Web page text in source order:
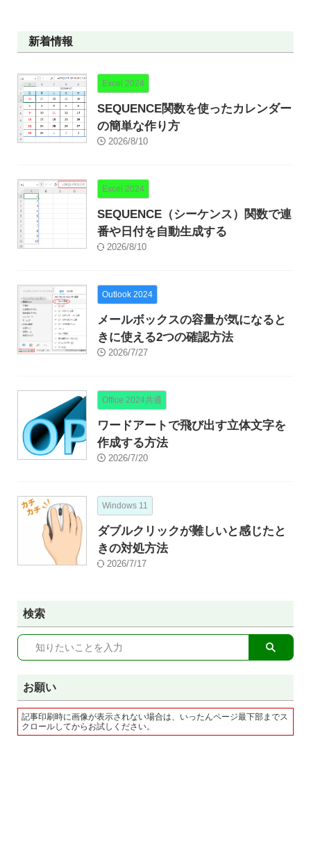
新着情報
Excel 2024
SEQUENCE関数を使ったカレンダー
の簡単な作り方
2026/8/10
Excel 2024
SEQUENCE（シーケンス）関数で連
番や日付を自動生成する
2026/8/10
Outlook 2024
メールボックスの容量が気になると
きに使える2つの確認方法
2026/7/27
Office 2024共通
ワードアートで飛び出す立体文字を
作成する方法
2026/7/20
Windows 11
ダブルクリックが難しいと感じたと
きの対処方法
2026/7/17
検索
お願い
記事印刷時に画像が表示されない場合は、いったんページ最下部までス
クロールしてからお試しください。